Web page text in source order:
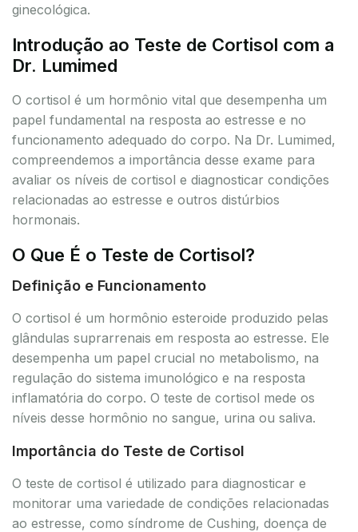
ginecológica.
Introdução ao Teste de Cortisol com a
Dr. Lumimed
O cortisol é um hormônio vital que desempenha um
papel fundamental na resposta ao estresse e no
funcionamento adequado do corpo. Na Dr. Lumimed,
compreendemos a importância desse exame para
avaliar os níveis de cortisol e diagnosticar condições
relacionadas ao estresse e outros distúrbios
hormonais.
O Que É o Teste de Cortisol?
Definição e Funcionamento
O cortisol é um hormônio esteroide produzido pelas
glândulas suprarrenais em resposta ao estresse. Ele
desempenha um papel crucial no metabolismo, na
regulação do sistema imunológico e na resposta
inflamatória do corpo. O teste de cortisol mede os
níveis desse hormônio no sangue, urina ou saliva.
Importância do Teste de Cortisol
O teste de cortisol é utilizado para diagnosticar e
monitorar uma variedade de condições relacionadas
ao estresse, como síndrome de Cushing, doença de